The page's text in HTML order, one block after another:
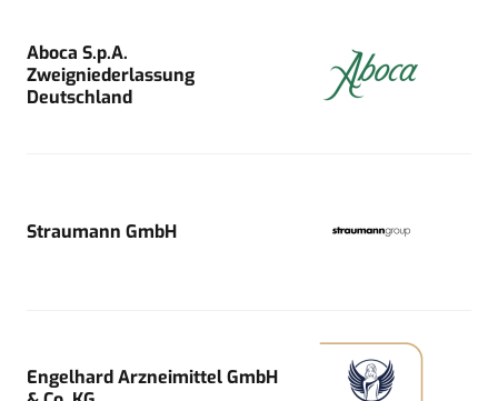
Aboca S.p.A.
Zweigniederlassung
Deutschland
Straumann GmbH
Engelhard Arzneimittel GmbH